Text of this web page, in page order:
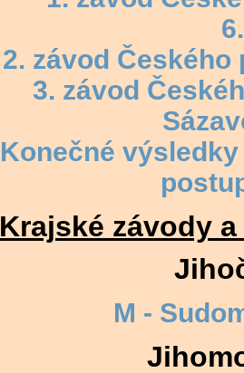
2. závod Českého
3. závod
Konečné
Krajské závody
M -